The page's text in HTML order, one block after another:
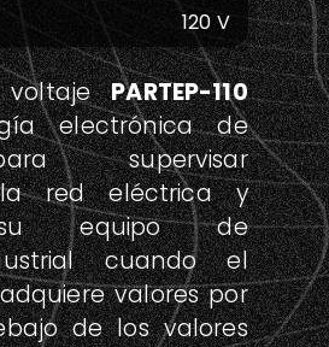
voltajePARTEP-110
electrónica de
supervisar
la red eléctrica y
su equipo de
cuando el
valores por
de los valores
120 V
90-140 V
Si aplica
No aplica
No aplica
No aplica